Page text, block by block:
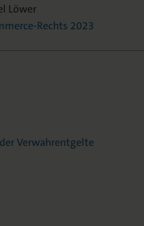
Löwer
Rechts 2023
Verwahrentgelte